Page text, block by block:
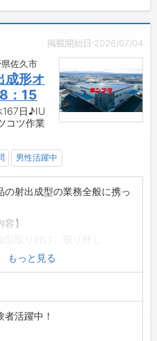
職を検討している方にも門戸を
での生活を希望しながら製造業
て、選択肢の一つとなり得る企
サポートの有無は直接確認する
会社の成長につながります◎
せないプラスチック製品の
ができます。
社会全体に貢献している実感
な商品となり、どのような
ろう？」と想像すること
ける責任感がより一層強まり
誰かの日常を支えていると感
あふれるお仕事です！
企業活動
で豊かな社会を創造する』こ
掲げ、企業活動に取り組ん
、社員や関係者全ての人々
掲載開始日:2026/07/04
佐久市
成形オ
：15
日♪IU
コツ作業
男性活躍中
の射出成型の業務全般に携っ
】
と出来栄え品質確認
ション業務
整っているので、未経験でも
もっと見る
活躍中！